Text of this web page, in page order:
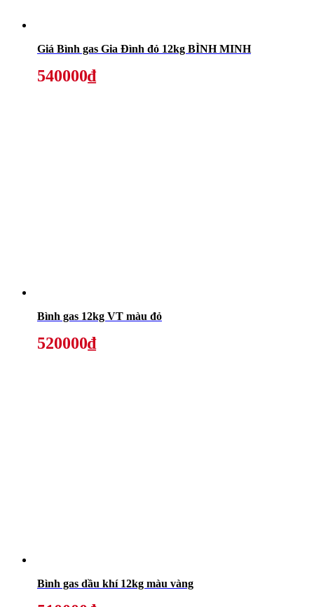
Giá Bình gas Gia Đình đỏ 12kg BÌNH MINH
540000₫
Bình gas 12kg VT màu đỏ
520000₫
Bình gas dầu khí 12kg màu vàng